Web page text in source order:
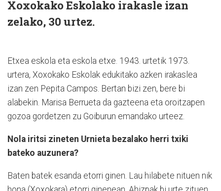
Xoxokako Eskolako irakasle izan
zelako, 30 urtez.
Etxea eskola eta eskola etxe. 1943. urtetik 1973.
urtera, Xoxokako Eskolak edukitako azken irakaslea
izan zen Pepita Campos. Bertan bizi zen, bere bi
alabekin. Marisa Berrueta da gazteena eta oroitzapen
gozoa gordetzen zu Goiburun emandako urteez.
Nola iritsi zineten Urnieta bezalako herri txiki
bateko auzunera?
Baten batek esanda etorri ginen. Lau hilabete nituen nik